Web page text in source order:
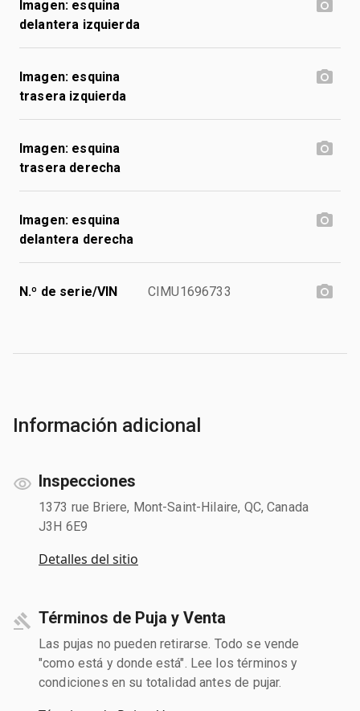
Imagen: esquina
delantera izquierda
Imagen: esquina
trasera izquierda
Imagen: esquina
trasera derecha
Imagen: esquina
delantera derecha
N.º de serie/VIN CIMU1696733
Información adicional
Inspecciones
1373 rue Briere, Mont-Saint-Hilaire, QC, Canada
J3H 6E9
Detalles del sitio
Términos de Puja y Venta
Las pujas no pueden retirarse. Todo se vende
"como está y donde está". Lee los términos y
condiciones en su totalidad antes de pujar.